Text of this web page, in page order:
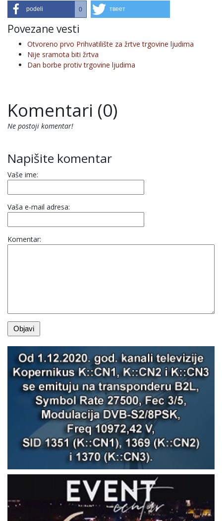
podeli 0 твеет
Povezane vesti
Otvoreno prvo Prihvatilište za žrtve trgovine ljudima
Nije sramota biti žrtva
Dan borbe protiv trgovine ljudima
Komentari (0)
Ne postoji komentar!
Napišite komentar
Vaše ime:
Vaša e-mail adresa:
Komentar: